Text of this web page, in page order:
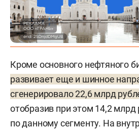
Кроме основного нефтяного
развивает еще и шинное
сгенерировало 22,6 млрд
отобразив при этом 14,2
по данному сегменту. На